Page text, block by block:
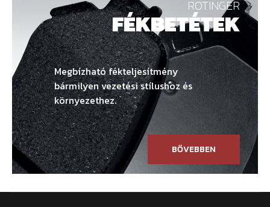
ROTINGER
FÉKBETÉTEK
Megbízható fékteljesítmény
bármilyen vezetési stílushoz és
környezethez.
BŐVEBBEN